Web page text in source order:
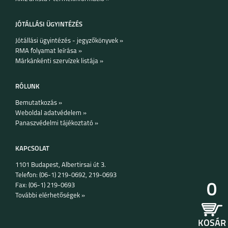
HUAWEI WATCH GT 3
46MM
HUAWEI WATCH GT 3
42MM
JÓTÁLLÁSI ÜGYINTÉZÉS
Jótállási ügyintézés - jegyzőkönyvek »
RMA folyamat leírása »
Márkánkénti szervízek listája »
RÓLUNK
Bemutatkozás »
Weboldal adatvédelem »
Panaszvédelmi tájékoztató »
KAPCSOLAT
1101 Budapest, Albertirsai út 3.
Telefon: (06-1) 219-0692, 219-0693
Fax: (06-1) 219-0693
További elérhetőségek »
0
KOSÁR